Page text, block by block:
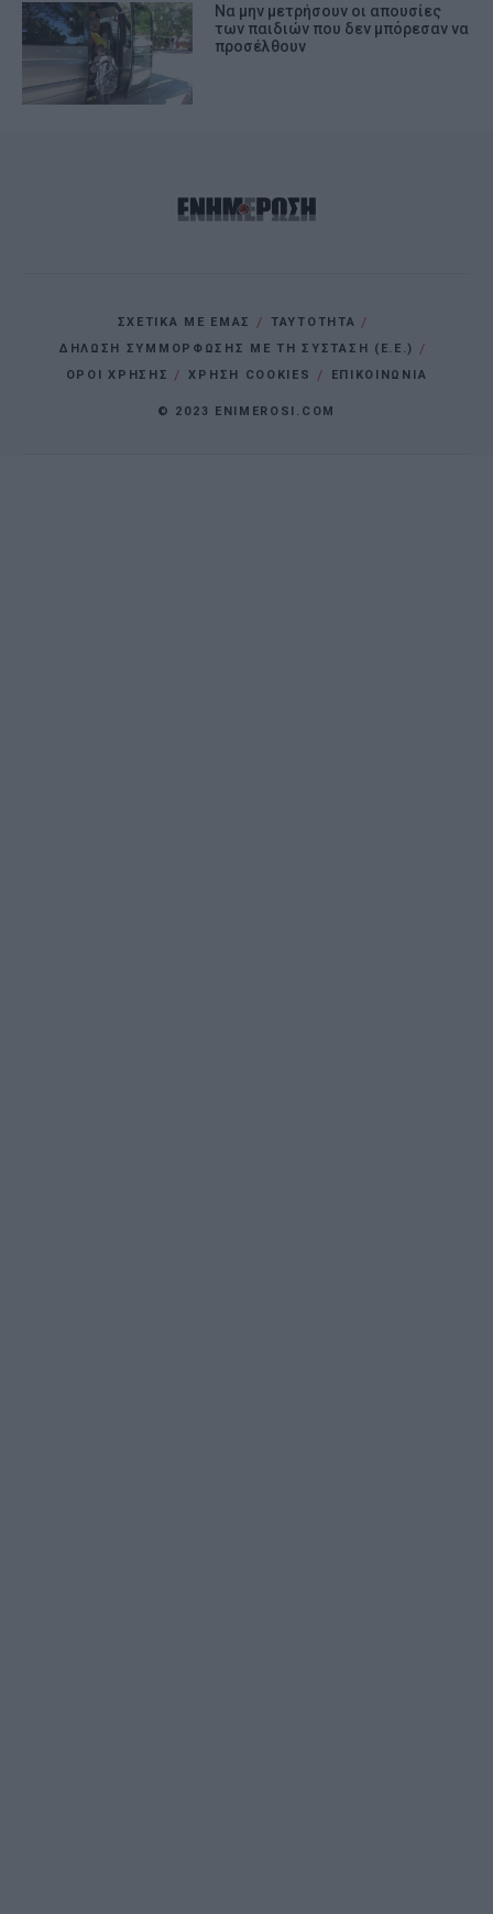
Να μην μετρήσουν οι απουσίες
των παιδιών που δεν μπόρεσαν να
προσέλθουν
ΣΧΕΤΙΚΑ ΜΕ ΕΜΑΣ
ΤΑΥΤΟΤΗΤΑ
ΔΗΛΩΣΗ ΣΥΜΜΟΡΦΩΣΗΣ ΜΕ ΤΗ ΣΥΣΤΑΣΗ (Ε.Ε.)
ΌΡΟΙ ΧΡΗΣΗΣ
ΧΡΗΣΗ COOKIES ΕΠΙΚΟΙΝΩΝΙΑ
© 2023 ENIMEROSI.COM